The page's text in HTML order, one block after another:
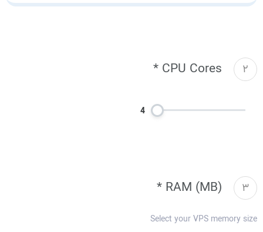
2
CPU Cores *
4
3
RAM (MB) *
Select your VPS memory size